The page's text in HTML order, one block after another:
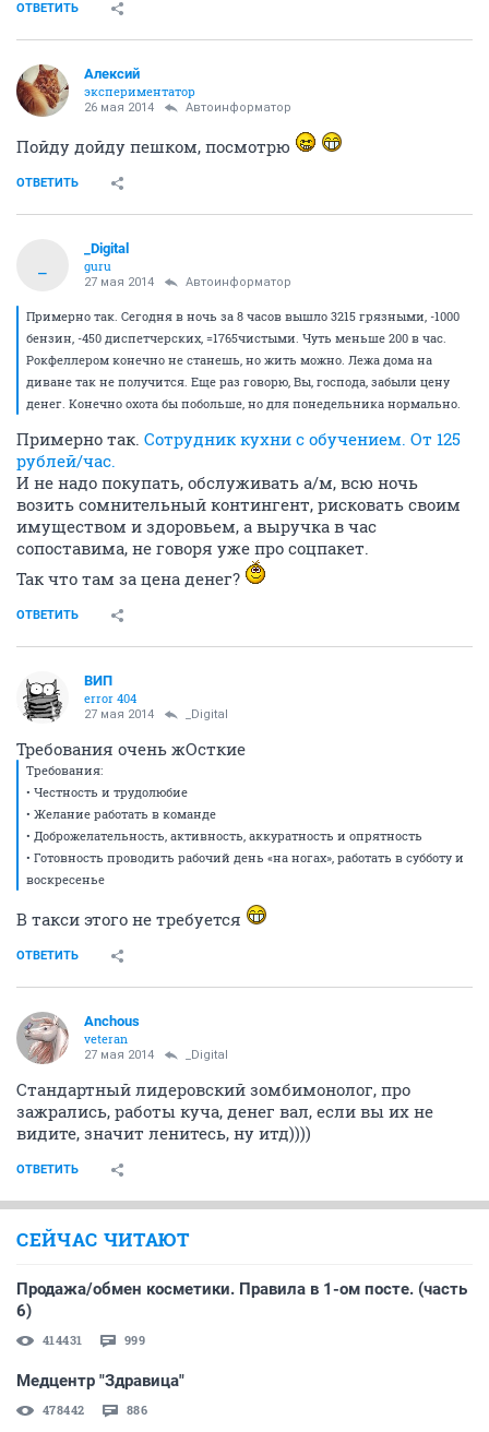
ОТВЕТИТЬ
Алексий
экспериментатор
26 мая 2014 Автоинформатор
Пойду дойду пешком, посмотрю
ОТВЕТИТЬ
_Digital
guru
27 мая 2014 Автоинформатор
Примерно так. Сегодня в ночь за 8 часов вышло 3215 грязными, -1000
бензин, -450 диспетчерских, =1765чистыми. Чуть меньше 200 в час.
Рокфеллером конечно не станешь, но жить можно. Лежа дома на
диване так не получится. Еще раз говорю, Вы, господа, забыли цену
денег. Конечно охота бы побольше, но для понедельника нормально.
Примерно так. Сотрудник кухни с обучением. От 125
рублей/час.
И не надо покупать, обслуживать а/м, всю ночь
возить сомнительный контингент, рисковать своим
имуществом и здоровьем, а выручка в час
сопоставима, не говоря уже про соцпакет.
Так что там за цена денег?
ОТВЕТИТЬ
ВИП
error 404
27 мая 2014 _Digital
Требования очень жОсткие
Требования:
• Честность и трудолюбие
• Желание работать в команде
• Доброжелательность, активность, аккуратность и опрятность
• Готовность проводить рабочий день «на ногах», работать в субботу и
воскресенье
В такси этого не требуется
ОТВЕТИТЬ
Аnchous
veteran
27 мая 2014 _Digital
Стандартный лидеровский зомбимонолог, про
зажрались, работы куча, денег вал, если вы их не
видите, значит ленитесь, ну итд))))
ОТВЕТИТЬ
СЕЙЧАС ЧИТАЮТ
Продажа/обмен косметики. Правила в 1-ом посте. (часть
6)
414431 999
Медцентр "Здравица"
478442 886